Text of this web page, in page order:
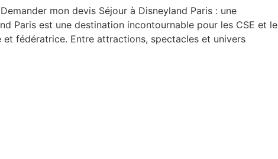
mon devis Séjour à Disneyland Paris : une
Paris est une destination incontournable pour les CSE et
et fédératrice. Entre attractions, spectacles et univers